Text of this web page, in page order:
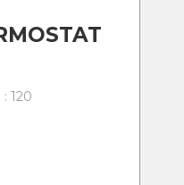
120